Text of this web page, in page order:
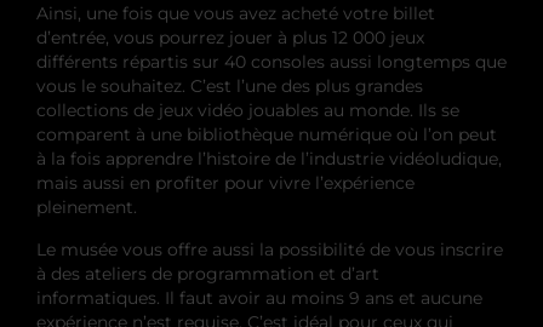
Ainsi, une fois que vous avez acheté votre billet
d’entrée, vous pourrez jouer à plus 12 000 jeux
différents répartis sur 40 consoles aussi longtemps que
vous le souhaitez. C’est l’une des plus grandes
collections de jeux vidéo jouables au monde. Ils se
comparent à une bibliothèque numérique où l’on peut
à la fois apprendre l’histoire de l’industrie vidéoludique,
mais aussi en profiter pour vivre l’expérience
pleinement.
Le musée vous offre aussi la possibilité de vous inscrire
à des ateliers de programmation et d’art
informatiques. Il faut avoir au moins 9 ans et aucune
expérience n’est requise. C’est idéal pour ceux qui